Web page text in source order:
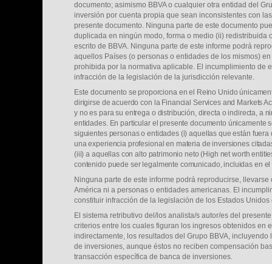
documento; asimismo BBVA o cualquier otra entidad del
inversión por cuenta propia que sean inconsistentes con
presente documento. Ninguna parte de este documento
duplicada en ningún modo, forma o medio (ii) redistribuida
escrito de BBVA. Ninguna parte de este informe podrá
aquellos Países (o personas o entidades de los mismos)
prohibida por la normativa aplicable. El incumplimiento de
infracción de la legislación de la jurisdicción relevante.
Este documento se proporciona en el Reino Unido
dirigirse de acuerdo con la Financial Services and Markets
y no es para su entrega o distribución, directa o indirecta, a
entidades. En particular el presente documento únicamente
siguientes personas o entidades (i) aquellas que están
una experiencia profesional en materia de inversiones
(iii) a aquellas con alto patrimonio neto (High net worth
contenido puede ser legalmente comunicado, incluidas en
Ninguna parte de este informe podrá reproducirse,
América ni a personas o entidades americanas. El
constituir infracción de la legislación de los Estados Unidos
El sistema retributivo del/los analista/s autor/es del
criterios entre los cuales figuran los ingresos obtenidos en
indirectamente, los resultados del Grupo BBVA,
de inversiones, aunque éstos no reciben compensación
transacción específica de banca de inversiones.